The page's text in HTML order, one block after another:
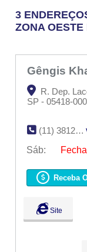
3
ZONA
Gêngis
R. Dep.
SP - 05418-000
(11) 3812-7537
Sáb:
Ter:
Qua:
Sex:
Sáb:
Receba
Site